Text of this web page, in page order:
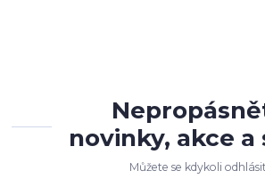
novinky, akce a
Můžete se kdykoli